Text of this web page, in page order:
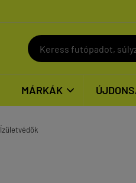
MÁRKÁK 
Ízületvédők